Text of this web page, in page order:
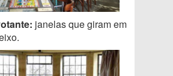
janelas que giram em